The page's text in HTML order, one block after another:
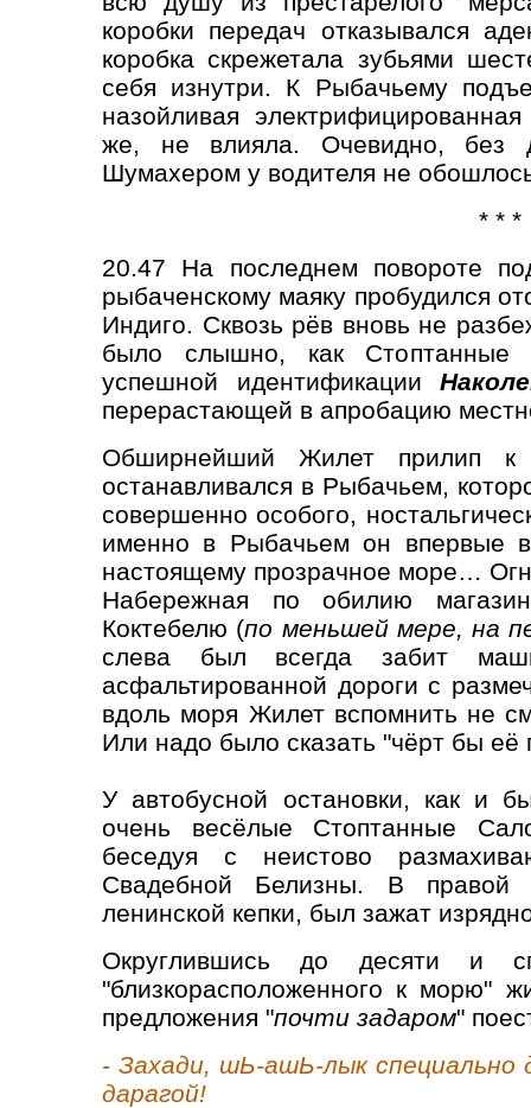
коробки передач отказывался
коробка скрежетала зубьями
себя изнутри. К Рыбачьему
назойливая
же, не влияла. Очевидно, без
Шумахером у водителя не
* * *
20.47 На последнем повороте
рыбаченскому маяку пробудился
Индиго. Сквозь рёв вновь не
было слышно, как Стоптанные
успешной идентификации
перерастающей в апробацию
Обширнейший Жилет прилип
останавливался в Рыбачьем,
совершенно особого,
именно в Рыбачьем он впервые
настоящему прозрачное море…
Набережная по обилию
Коктебелю (по меньшей мере, на
слева был всегда забит
асфальтированной дороги с
вдоль моря Жилет вспомнить не
Или надо было сказать "чёрт бы её
У автобусной остановки, как и
очень весёлые Стоптанные
беседуя с неистово
Свадебной Белизны. В правой
ленинской кепки, был зажат
Округлившись до десяти и
"близкорасположенного к морю"
предложения "почти задаром"
- Захади, шЬ-ашЬ-лык
дарагой!